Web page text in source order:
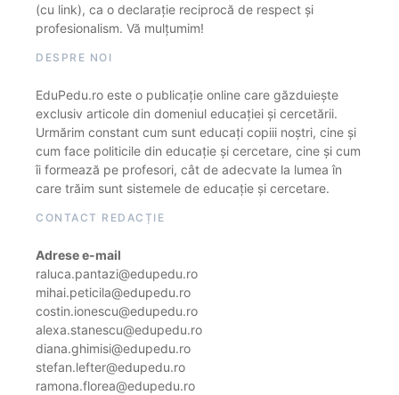
(cu link), ca o declarație reciprocă de respect și
profesionalism. Vă mulțumim!
DESPRE NOI
EduPedu.ro este o publicație online care găzduiește
exclusiv articole din domeniul educației și cercetării.
Urmărim constant cum sunt educați copiii noștri, cine și
cum face politicile din educație și cercetare, cine și cum
îi formează pe profesori, cât de adecvate la lumea în
care trăim sunt sistemele de educație și cercetare.
CONTACT REDACȚIE
Adrese e-mail
raluca.pantazi@edupedu.ro
mihai.peticila@edupedu.ro
costin.ionescu@edupedu.ro
alexa.stanescu@edupedu.ro
diana.ghimisi@edupedu.ro
stefan.lefter@edupedu.ro
ramona.florea@edupedu.ro